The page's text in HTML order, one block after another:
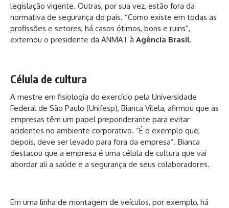
legislação vigente. Outras, por sua vez, estão fora da
normativa de segurança do país. “Como existe em todas as
profissões e setores, há casos ótimos, bons e ruins”,
externou o presidente da ANMAT à Agência Brasil.
Célula de cultura
A mestre em fisiologia do exercício pela Universidade
Federal de São Paulo (Unifesp), Bianca Vilela, afirmou que as
empresas têm um papel preponderante para evitar
acidentes no ambiente corporativo. “É o exemplo que,
depois, deve ser levado para fora da empresa”. Bianca
destacou que a empresa é uma célula de cultura que vai
abordar ali a saúde e a segurança de seus colaboradores.
Em uma linha de montagem de veículos, por exemplo, há